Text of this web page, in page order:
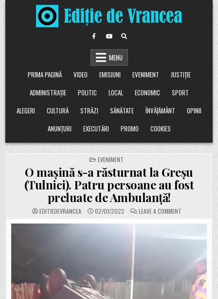
Skip
to
content
MENU
PRIMA PAGINĂ
VIDEO EMISIUNI EVENIMENT
JUSTIȚIE
ADMINISTRAȚIE
POLITIC LOCAL ECONOMIC
SPORT
ALEGERI
CULTURĂ STRĂZI SĂNĂTATE ÎNVĂȚĂMÂNT
OPINII
ANUNȚURI
EXECUTĂRI PROMO COOKIES
POSTED
IN
EVENIMENT
O mașină s-a răsturnat la Greșu
(Tulnici). Patru persoane au fost
preluate de Ambulanță!
EDITIEDEVRANCEA 02/01/2023 LEAVE A COMMENTON
O
MAȘINĂ
RĂSTURNAT
(TULNICI).
PATRU
PERSOANE
PRELUATE
DE